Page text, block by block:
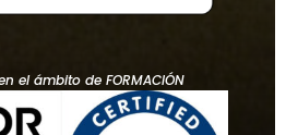
el ámbito de FORMACIÓN